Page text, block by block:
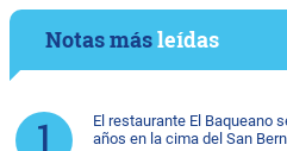
Notas másleídas
El restaurante El Baqueano
años en la cima del San